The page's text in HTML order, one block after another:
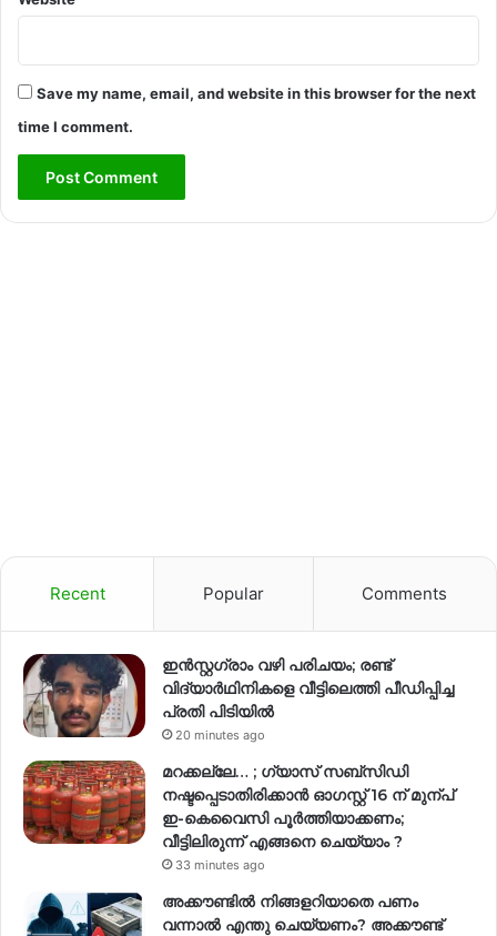
Save my name, email, and website in this browser for the next
time I comment.
Recent Popular Comments
ഇന്‍സ്റ്റഗ്രാം വഴി പരിചയം; രണ്ട്
വിദ്യാര്‍ഥിനികളെ വീട്ടിലെത്തി പീഡിപ്പിച്ച
പ്രതി പിടിയിൽ
20 minutes ago
മറക്കല്ലേ… ; ഗ്യാസ് സബ്സിഡി
നഷ്ടപ്പെടാതിരിക്കാൻ ഓഗസ്റ്റ് 16 ന് മുന്പ്
ഇ-കെവൈസി പൂർത്തിയാക്കണം;
വീട്ടിലിരുന്ന് എങ്ങനെ ചെയ്യാം ?
33 minutes ago
അക്കൗണ്ടില്‍ നിങ്ങളറിയാതെ പണം
വന്നാല്‍ എന്തു ചെയ്യണം? അക്കൗണ്ട്